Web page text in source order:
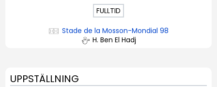
FULLTID
Stade de la Mosson-Mondial 98
H. Ben El Hadj
UPPSTÄLLNING